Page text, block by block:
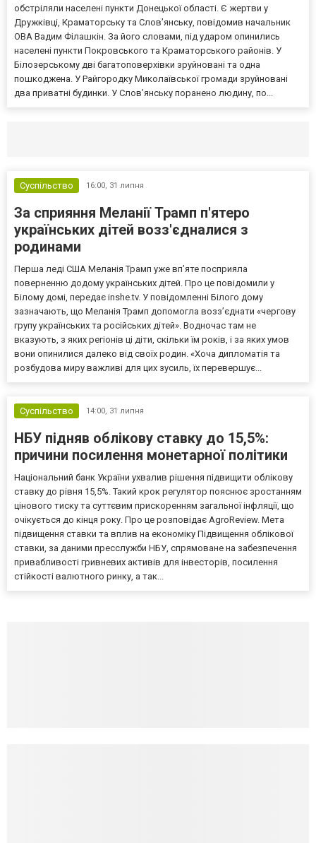
обстріляли населені пункти Донецької області. Є жертви у
Дружківці, Краматорську та Слов’янську, повідомив начальник
ОВА Вадим Філашкін. За його словами, під ударом опинились
населені пункти Покровського та Краматорського районів. У
Білозерському дві багатоповерхівки зруйновані та одна
пошкоджена. У Райгородку Миколаївської громади зруйновані
два приватні будинки. У Слов’янську поранено людину, по...
Суспільство 16:00, 31 липня
За сприяння Меланії Трамп п'ятеро
українських дітей возз'єдналися з
родинами
Перша леді США Меланія Трамп уже впʼяте посприяла
поверненню додому українських дітей. Про це повідомили у
Білому домі, передає inshe.tv. У повідомленні Білого дому
зазначають, що Меланія Трамп допомогла возз’єднати «чергову
групу українських та російських дітей». Водночас там не
вказують, з яких регіонів ці діти, скільки їм років, і за яких умов
вони опинилися далеко від своїх родин. «Хоча дипломатія та
розбудова миру важливі для цих зусиль, їх перевершує...
Суспільство 14:00, 31 липня
НБУ підняв облікову ставку до 15,5%:
причини посилення монетарної політики
Національний банк України ухвалив рішення підвищити облікову
ставку до рівня 15,5%. Такий крок регулятор пояснює зростанням
цінового тиску та суттєвим прискоренням загальної інфляції, що
очікується до кінця року. Про це розповідає AgroReview. Мета
підвищення ставки та вплив на економіку Підвищення облікової
ставки, за даними пресслужби НБУ, спрямоване на забезпечення
привабливості гривневих активів для інвесторів, посилення
стійкості валютного ринку, а так...